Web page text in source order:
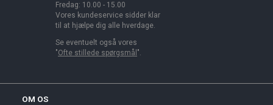
Fredag: 10.00 - 15.00
Vores kundeservice sidder klar
til at hjælpe dig alle hverdage.
Se eventuelt også vores
"Ofte stillede spørgsmål ".
OM OS